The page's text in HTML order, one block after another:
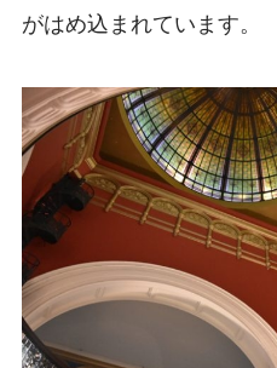
がはめ込まれています。